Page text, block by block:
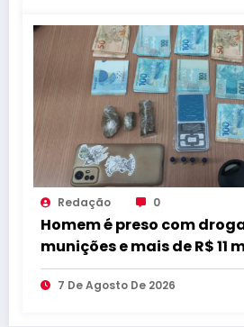
Redação 0
Homem é preso com
munições e mais de R$ 11
operação em Marcação
7 De Agosto De 2026